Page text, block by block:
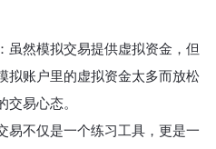
：虽然模拟交易提供虚拟资金，但
拟账户里的虚拟资金太多而放松
易心态。
易不仅是一个练习工具，更是一